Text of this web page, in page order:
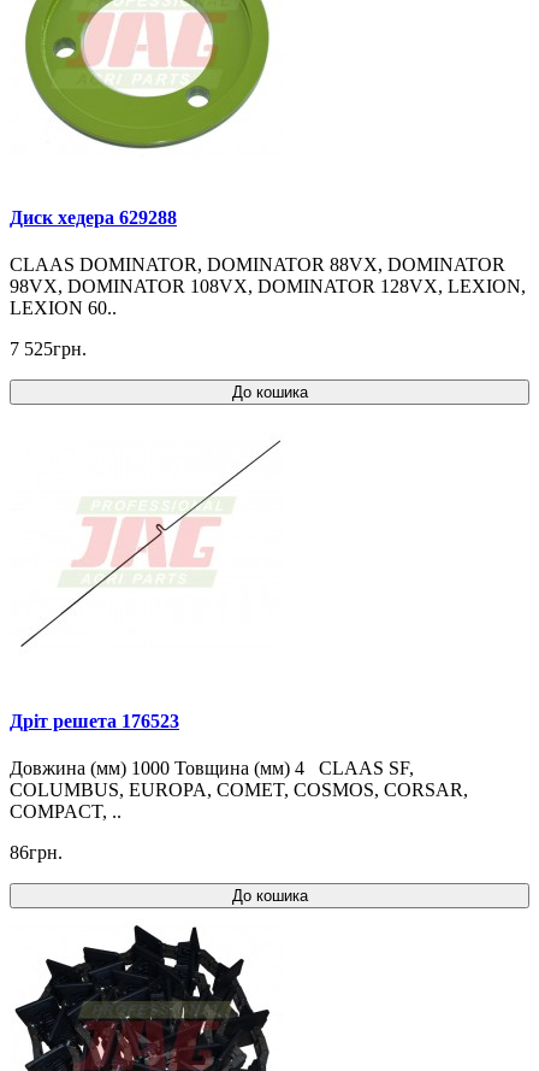
Диск хедера 629288
CLAAS DOMINATOR, DOMINATOR 88VX, DOMINATOR
98VX, DOMINATOR 108VX, DOMINATOR 128VX, LEXION,
LEXION 60..
7 525грн.
До кошика
Дріт решета 176523
Довжина (мм) 1000 Товщина (мм) 4 CLAAS SF,
COLUMBUS, EUROPA, COMET, COSMOS, CORSAR,
COMPACT, ..
86грн.
До кошика